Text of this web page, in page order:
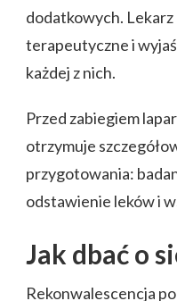
dodatkowych. Lekarz
terapeutyczne i
każdej z nich.
Przed zabiegiem
otrzymuje
przygotowania:
odstawienie leków i
Jak dbać o
Rekonwalescencja